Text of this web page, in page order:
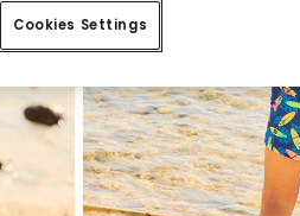
Cookies Settings